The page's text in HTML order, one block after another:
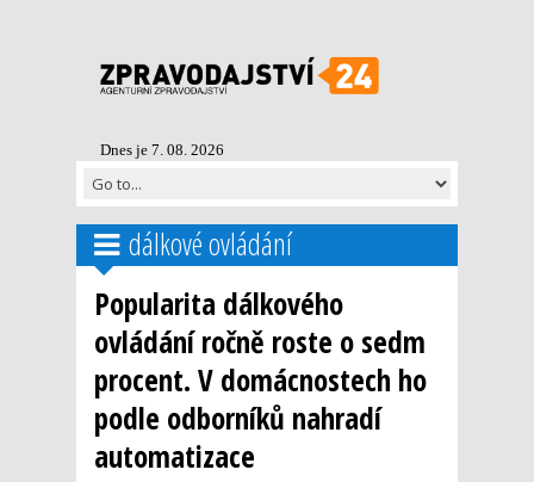
Dnes je 7. 08. 2026
dálkové ovládání
Popularita dálkového
ovládání ročně roste o sedm
procent. V domácnostech ho
podle odborníků nahradí
automatizace